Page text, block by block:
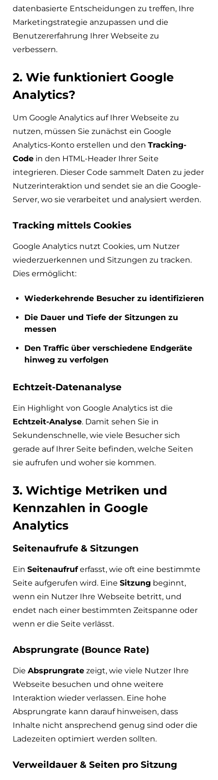
datenbasierte Entscheidungen zu treffen, Ihre
Marketingstrategie anzupassen und die
Benutzererfahrung Ihrer Webseite zu
verbessern.
2. Wie funktioniert Google
Analytics?
Um Google Analytics auf Ihrer Webseite zu
nutzen, müssen Sie zunächst ein Google
Analytics-Konto erstellen und den Tracking-
Code in den HTML-Header Ihrer Seite
integrieren. Dieser Code sammelt Daten zu jeder
Nutzerinteraktion und sendet sie an die Google-
Server, wo sie verarbeitet und analysiert werden.
Tracking mittels Cookies
Google Analytics nutzt Cookies, um Nutzer
wiederzuerkennen und Sitzungen zu tracken.
Dies ermöglicht:
Wiederkehrende Besucher zu identifizieren
Die Dauer und Tiefe der Sitzungen zu
messen
Den Traffic über verschiedene Endgeräte
hinweg zu verfolgen
Echtzeit-Datenanalyse
Ein Highlight von Google Analytics ist die
Echtzeit-Analyse. Damit sehen Sie in
Sekundenschnelle, wie viele Besucher sich
gerade auf Ihrer Seite befinden, welche Seiten
sie aufrufen und woher sie kommen.
3. Wichtige Metriken und
Kennzahlen in Google
Analytics
Seitenaufrufe & Sitzungen
Ein Seitenaufruferfasst, wie oft eine bestimmte
Seite aufgerufen wird. Eine Sitzung beginnt,
wenn ein Nutzer Ihre Webseite betritt, und
endet nach einer bestimmten Zeitspanne oder
wenn er die Seite verlässt.
Absprungrate (Bounce Rate)
Die Absprungrate zeigt, wie viele Nutzer Ihre
Webseite besuchen und ohne weitere
Interaktion wieder verlassen. Eine hohe
Absprungrate kann darauf hinweisen, dass
Inhalte nicht ansprechend genug sind oder die
Ladezeiten optimiert werden sollten.
Verweildauer & Seiten pro Sitzung